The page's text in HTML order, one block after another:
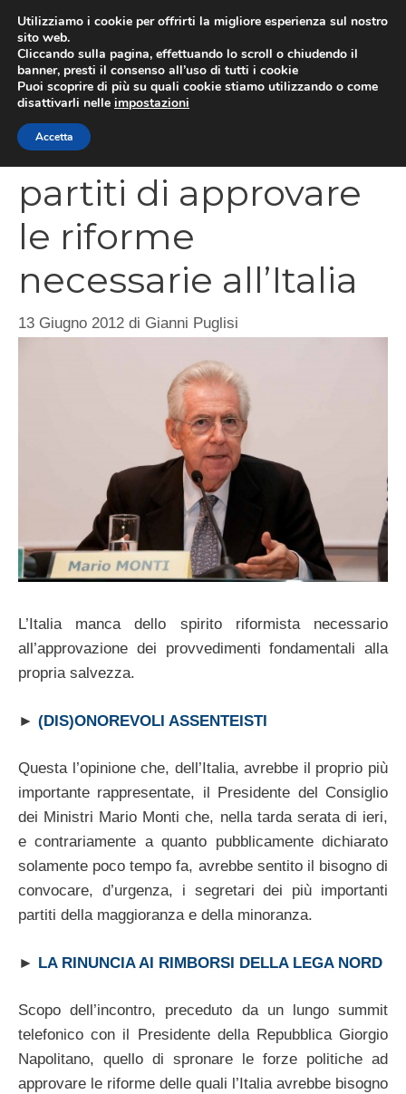
contenuto
Monti chiede ai
partiti di approvare
le riforme
necessarie all’Italia
13 Giugno 2012 di Gianni Puglisi
L’Italia manca dello spirito riformista necessario
all’approvazione dei provvedimenti fondamentali alla
propria salvezza.
► (DIS)ONOREVOLI ASSENTEISTI
Questa l’opinione che, dell’Italia, avrebbe il proprio più
importante rappresentate, il Presidente del Consiglio
dei Ministri Mario Monti che, nella tarda serata di ieri,
e contrariamente a quanto pubblicamente dichiarato
solamente poco tempo fa, avrebbe sentito il bisogno di
convocare, d’urgenza, i segretari dei più importanti
partiti della maggioranza e della minoranza.
► LA RINUNCIA AI RIMBORSI DELLA LEGA NORD
Scopo dell’incontro, preceduto da un lungo summit
telefonico con il Presidente della Repubblica Giorgio
Napolitano, quello di spronare le forze politiche ad
approvare le riforme delle quali l’Italia avrebbe bisogno
Utilizziamo i cookie per offrirti la migliore esperienza sul nostro
sito web.
Cliccando sulla pagina, effettuando lo scroll o chiudendo il
banner, presti il consenso all’uso di tutti i cookie
Puoi scoprire di più su quali cookie stiamo utilizzando o come
disattivarli nelle impostazioni
Accetta